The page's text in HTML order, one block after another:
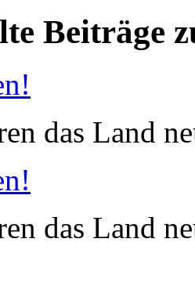
Beiträge
das Land
das Land